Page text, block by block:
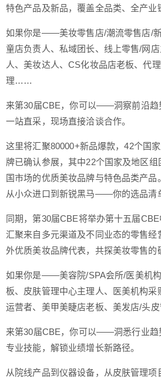
特色产品及新品，覆盖全品类、全产业
如果你是——美妆零售店/潮流零售店/
童店负责人、私域团长、线上零售/网
人、美妆达人、CS化妆品店老板、代
理……
来第30届CBE，你可以——洞察前沿趋
一站直采，现场直接洽谈合作。
这里将汇聚80000+新品爆款，42个国
牌已确认参展，其中22个国家及地区
国市场的优质美妆品牌与特色品类产品
从小众进口到新锐黑马——你的选品清
同期，第30届CBE将举办第十五届CBE
汇聚来自多元渠道及不同业态的零售经
外优质美妆品牌代表，共探美妆零售的
如果你是——美容院/SPA会所/医美机
板、皮肤管理中心主理人、医美机构采
运营者、美甲美睫店老板、美发店/头
来第30届CBE，你可以——洞悉行业趋
专业技能，解锁业绩增长新路径。
从院线产品到仪器设备，从皮肤管理